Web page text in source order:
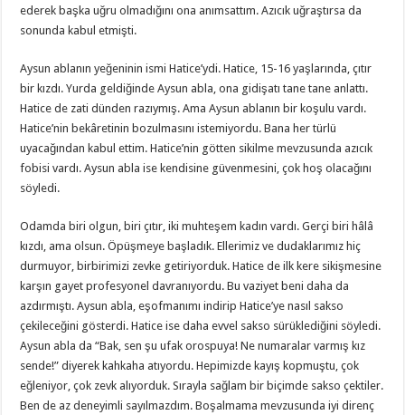
ederek başka uğru olmadığını ona anımsattım. Azıcık uğraştırsa da
sonunda kabul etmişti.
Aysun ablanın yeğeninin ismi Hatice’ydi. Hatice, 15-16 yaşlarında, çıtır
bir kızdı. Yurda geldiğinde Aysun abla, ona gidişatı tane tane anlattı.
Hatice de zati dünden razıymış. Ama Aysun ablanın bir koşulu vardı.
Hatice’nin bekâretinin bozulmasını istemiyordu. Bana her türlü
uyacağından kabul ettim. Hatice’nin götten sikilme mevzusunda azıcık
fobisi vardı. Aysun abla ise kendisine güvenmesini, çok hoş olacağını
söyledi.
Odamda biri olgun, biri çıtır, iki muhteşem kadın vardı. Gerçi biri hâlâ
kızdı, ama olsun. Öpüşmeye başladık. Ellerimiz ve dudaklarımız hiç
durmuyor, birbirimizi zevke getiriyorduk. Hatice de ilk kere sikişmesine
karşın gayet profesyonel davranıyordu. Bu vaziyet beni daha da
azdırmıştı. Aysun abla, eşofmanımı indirip Hatice’ye nasıl sakso
çekileceğini gösterdi. Hatice ise daha evvel sakso sürüklediğini söyledi.
Aysun abla da “Bak, sen şu ufak orospuya! Ne numaralar varmış kız
sende!” diyerek kahkaha atıyordu. Hepimizde kayış kopmuştu, çok
eğleniyor, çok zevk alıyorduk. Sırayla sağlam bir biçimde sakso çektiler.
Ben de az deneyimli sayılmazdım. Boşalmama mevzusunda iyi direnç